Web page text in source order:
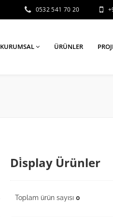
0532 541 70 20
KURUMSAL ÜRÜNLER
Di̇splay Ürünler
Toplam ürün sayısı 0